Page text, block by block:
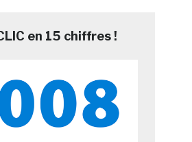
en 15 chiffres !